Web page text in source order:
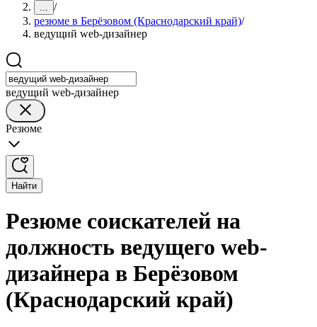
... /
резюме в Берёзовом (Краснодарский край)/
ведущий web-дизайнер
ведущий web-дизайнер
Резюме
Найти
Резюме соискателей на
должность ведущего web-
дизайнера в Берёзовом
(Краснодарский край)